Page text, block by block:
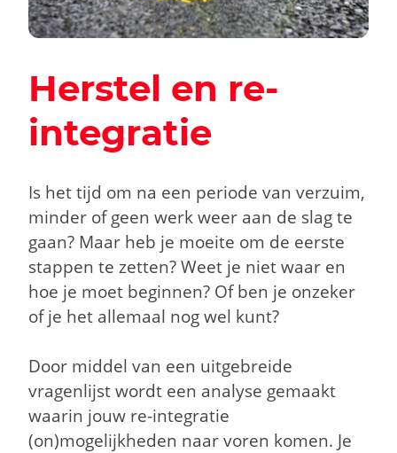
Herstel en re-
integratie
Is het tijd om na een periode van verzuim,
minder of geen werk weer aan de slag te
gaan? Maar heb je moeite om de eerste
stappen te zetten? Weet je niet waar en
hoe je moet beginnen? Of ben je onzeker
of je het allemaal nog wel kunt?
Door middel van een uitgebreide
vragenlijst wordt een analyse gemaakt
waarin jouw re-integratie
(on)mogelijkheden naar voren komen. Je